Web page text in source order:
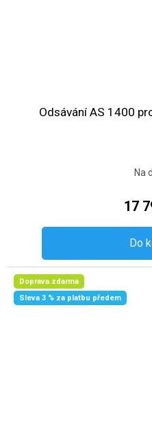
Odsávání AS 1400
Na
17
Do
Doprava zdarma
Sleva 3 % za platbu předem